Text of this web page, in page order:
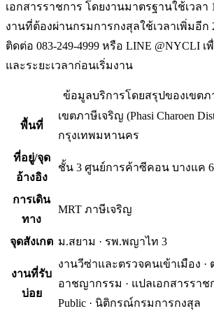
เอกสารราชการ โดยงานมาตรฐานใช้เวลา
งานที่ต้องผ่านกรมการกงสุลใช้เวลาเพิ่มอีก
ติดต่อ 083-249-4999 หรือ LINE @NYCLI
และระยะเวลาก่อนเริ่มงาน
ข้อมูลบริการโดยสรุปของเขต
พื้นที่
เขตภาษีเจริญ (Phasi Charoen
กรุงเทพมหานคร
ที่อยู่/จุด
อ้างอิง
ชั้น 3 ศูนย์การค้าซีคอน บางแค
การเดิน
ทาง
MRT ภาษีเจริญ
จุดสังเกต ม.สยาม · รพ.พญาไท 3
งานที่รับ
บ่อย
งานวีซ่าและตรวจคนเข้าเมือง ·
อาชญากรรม · แปลเอกสารราช
Public · นิติกรณ์กรมการกงสุล